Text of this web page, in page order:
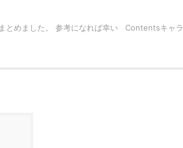
とめました。 参考になれば幸い Contentsキャラ